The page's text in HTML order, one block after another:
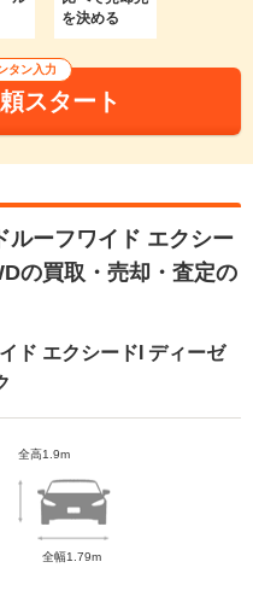
を決める
タン入力
スタート
ルーフワイド エクシー
の買取・売却・査定の
ド エクシードI ディーゼ
全高1.9m
全幅1.79m